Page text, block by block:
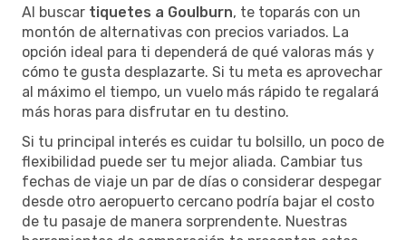
Al buscar tiquetes a Goulburn, te toparás con un
montón de alternativas con precios variados. La
opción ideal para ti dependerá de qué valoras más y
cómo te gusta desplazarte. Si tu meta es aprovechar
al máximo el tiempo, un vuelo más rápido te regalará
más horas para disfrutar en tu destino.
Si tu principal interés es cuidar tu bolsillo, un poco de
flexibilidad puede ser tu mejor aliada. Cambiar tus
fechas de viaje un par de días o considerar despegar
desde otro aeropuerto cercano podría bajar el costo
de tu pasaje de manera sorprendente. Nuestras